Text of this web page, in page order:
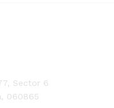
Sector 6
060865